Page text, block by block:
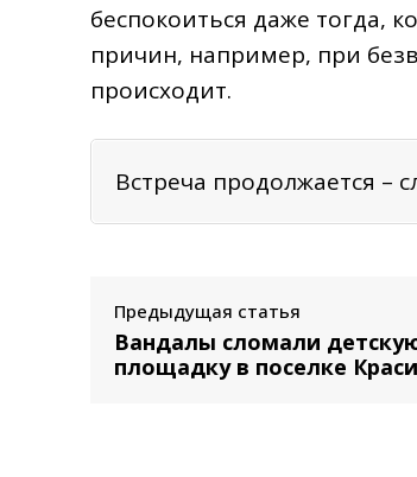
беспокоиться даже тогда,
причин, например, при
происходит.
Встреча продолжается –
Предыдущая статья
Вандалы сломали
площадку в поселке